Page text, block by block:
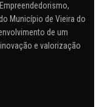
Município de Vieira do
de um
e valorização